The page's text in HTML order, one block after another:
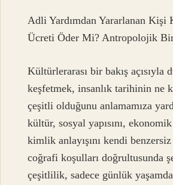
Adli Yardımdan Yararlanan Kişi
Ücreti Öder Mi? Antropolojik
Kültürlerarası bir bakış açısıyla
keşfetmek, insanlık tarihinin ne
çeşitli olduğunu anlamamıza
kültür, sosyal yapısını,
kimlik anlayışını kendi
coğrafi koşulları doğrultusunda
çeşitlilik, sadece günlük